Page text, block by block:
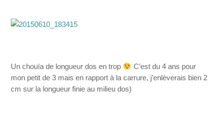
Un chouïa de longueur dos en trop
C’est du 4 ans pour
mon petit de 3 mais en rapport à la carrure, j’enlèverais bien 2
cm sur la longueur finie au milieu dos)